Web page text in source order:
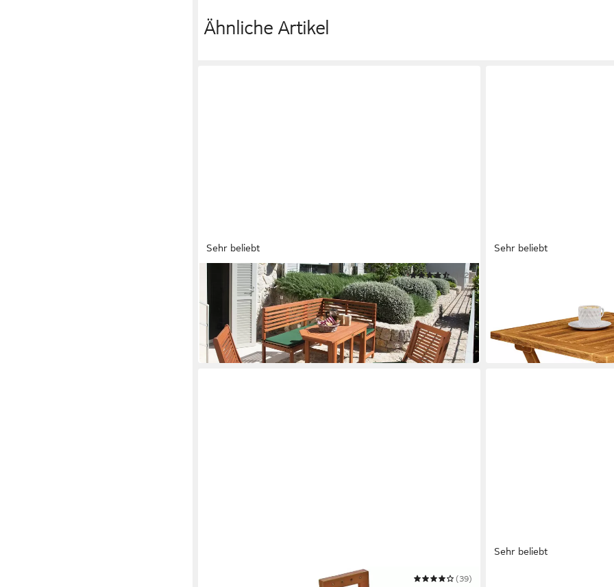
Ähnliche Artikel
Sehr beliebt
Gartentisch Holz
50 x 74 x 90 cm B/H/T
(142)
70,42 € UVP195,90 €
-64%
in 4-5 Werktagen bei dir
Sehr beliebt
B/H/T
34,95 €
-15%
in 3-4 Werktagen bei dir
(39)
Sehr beliebt